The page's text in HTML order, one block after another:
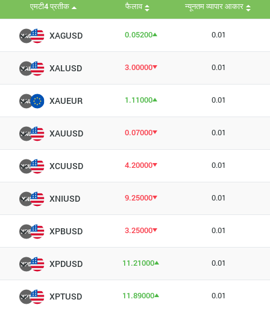
एमटी4 प्रतीक फैलाव न्यूनतम व्यापार आकार
XAGUSD 0.05200 0.01
XALUSD 3.00000 0.01
XAUEUR 1.11000 0.01
XAUUSD 0.07000 0.01
XCUUSD 4.20000 0.01
XNIUSD 9.25000 0.01
XPBUSD 3.25000 0.01
XPDUSD 11.21000 0.01
XPTUSD 11.89000 0.01